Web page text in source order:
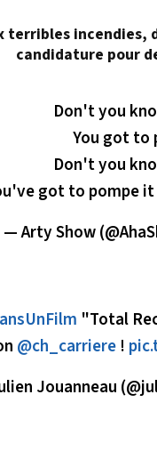
terribles incendies,
candidature pour
Don't you
You got to
Don't you
got to pompe
— Arty Show
"Total
@ch_carriere!
Jouanneau